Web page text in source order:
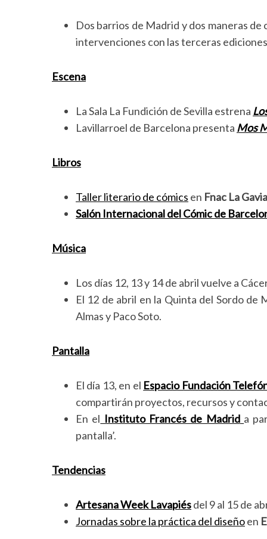
Dos barrios de Madrid y dos maneras
intervenciones con las terceras
Escena
La Sala La Fundición de Sevilla estrena
Lavillarroel de Barcelona presenta Mos
Libros
Taller literario de cómics en Fnac La Gavia
Salón Internacional del Cómic de
Música
Los días 12, 13 y 14 de abril vuelve a
El 12 de abril en la Quinta del Sordo de
Almas y Paco Soto.
Pantalla
El día 13, en el Espacio Fundación
compartirán proyectos, recursos y
En el Instituto Francés de Madrid a
pantalla’.
Tendencias
Artesana Week Lavapiésdel 9 al 15 de
Jornadas sobre la práctica del diseñoen
S
e
f
o
r